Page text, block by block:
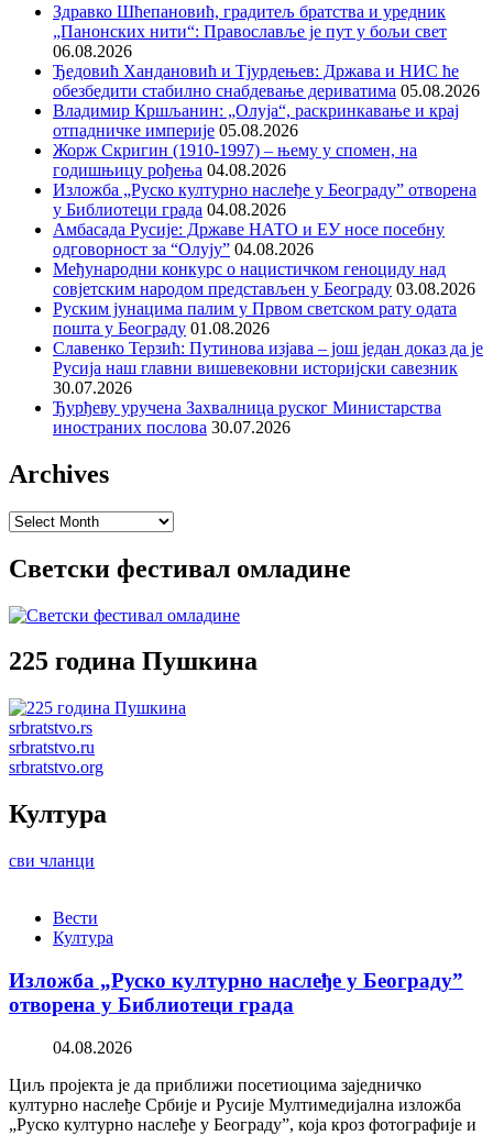
Здравко Шћепановић, градитељ братства и уредник
„Панонских нити“: Православље је пут у бољи свет
06.08.2026
Ђедовић Хандановић и Тјурдењев: Држава и НИС ће
обезбедити стабилно снабдевање дериватима 05.08.2026
Владимир Кршљанин: „Олуја“, раскринкавање и крај
отпадничке империје 05.08.2026
Жорж Скригин (1910-1997) – њему у спомен, на
годишњицу рођења 04.08.2026
Изложба „Руско културно наслеђе у Београду” отворена
у Библиотеци града 04.08.2026
Амбасада Русије: Државе НАТО и ЕУ носе посебну
одговорност за “Олују” 04.08.2026
Међународни конкурс о нацистичком геноциду над
совјетским народом представљен у Београду 03.08.2026
Руским јунацима палим у Првом светском рату одата
пошта у Београду 01.08.2026
Славенко Терзић: Путинова изјава – још један доказ да је
Русија наш главни вишевековни историјски савезник
30.07.2026
Ђурђеву уручена Захвалница руског Министарства
иностраних послова 30.07.2026
Archives
Archives
Светски фестивал омладине
225 година Пушкина
srbratstvo.rs
srbratstvo.ru
srbratstvo.org
Култура
сви чланци
Вести
Култура
Изложба „Руско културно наслеђе у Београду”
отворена у Библиотеци града
04.08.2026
Циљ пројекта је да приближи посетиоцима заједничко
културно наслеђе Србије и Русије Мултимедијална изложба
„Руско културно наслеђе у Београду”, која кроз фотографије и